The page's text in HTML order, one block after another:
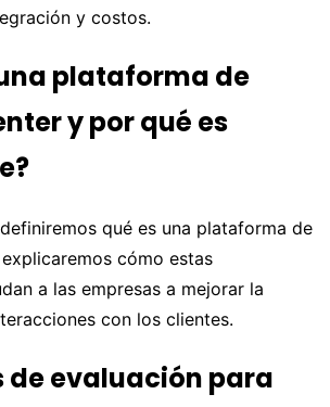
y costos.
una plataforma de
y por qué es
qué es una plataforma de
cómo estas
a las empresas a mejorar la
con los clientes.
de evaluación para